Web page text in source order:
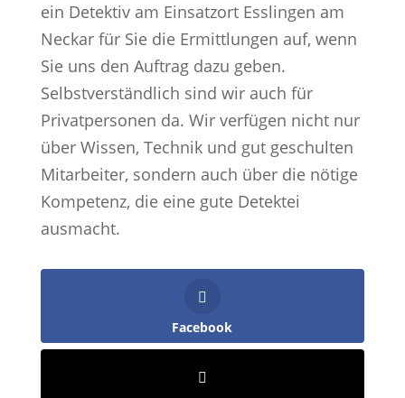
ein Detektiv am Einsatzort Esslingen am
Neckar für Sie die Ermittlungen auf, wenn
Sie uns den Auftrag dazu geben.
Selbstverständlich sind wir auch für
Privatpersonen da. Wir verfügen nicht nur
über Wissen, Technik und gut geschulten
Mitarbeiter, sondern auch über die nötige
Kompetenz, die eine gute Detektei
ausmacht.
Facebook